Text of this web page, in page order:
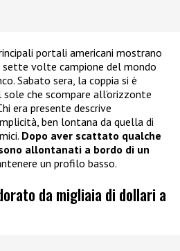
portali americani mostrano
sette volte campione del mondo
Sabato sera, la coppia si è
che scompare all’orizzonte
era presente descrive
ben lontana da quella di
Dopo aver scattato qualche
allontanati a bordo di un
un profilo basso.
da migliaia di dollari a